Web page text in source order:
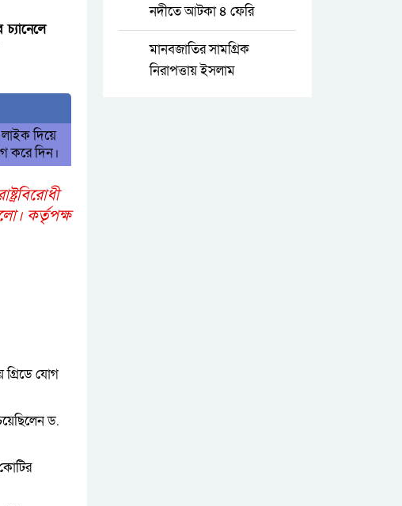
দিয়ে
করে দিন।
কর্তৃপক্ষ
গ্রিডে যোগ
ড.
নদীতে আটকা ৪ ফেরি
মানবজাতির সামগ্রিক
নিরাপত্তায় ইসলাম